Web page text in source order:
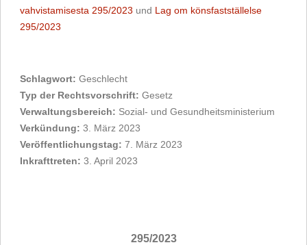
vahvistamisesta 295/2023 und Lag om könsfastställelse
295/2023
Schlagwort: Geschlecht
Typ der Rechtsvorschrift: Gesetz
Verwaltungsbereich: Sozial- und Gesundheitsministerium
Verkündung: 3. März 2023
Veröffentlichungstag: 7. März 2023
Inkrafttreten: 3. April 2023
295/2023